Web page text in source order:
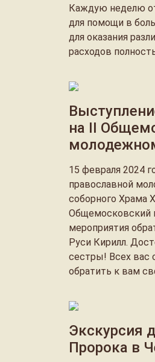
Каждую неделю
для помощи в
для оказания
расходов
на II
15 февраля 2024
православной
соборного Храма
Общемосковский
мероприятия
Руси Кирилл.
сестры! Всех вас
обратить к вам
Экскурсия
Пророка в